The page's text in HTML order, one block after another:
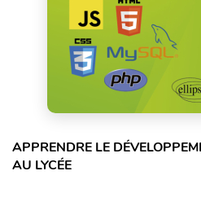
APPRENDRE LE
AU LYCÉE